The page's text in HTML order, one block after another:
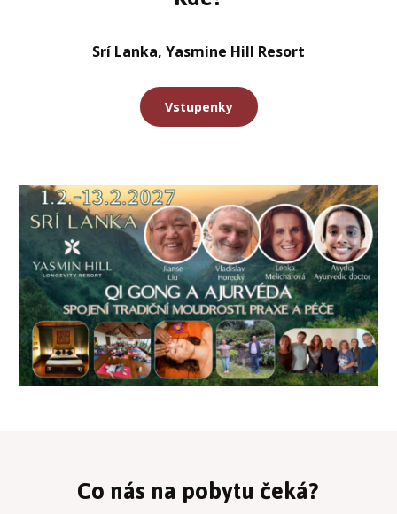
Srí Lanka, Yasmine Hill Resort
Vstupenky
Co nás na pobytu čeká?